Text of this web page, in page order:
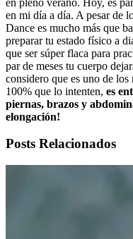
en mi día a día. A pesar de
Dance es mucho más que
preparar tu estado físico a
que ser súper flaca para
par de meses tu cuerpo
considero que es uno de
100% que lo intenten, es
piernas, brazos y
elongación!
Posts Relacionados